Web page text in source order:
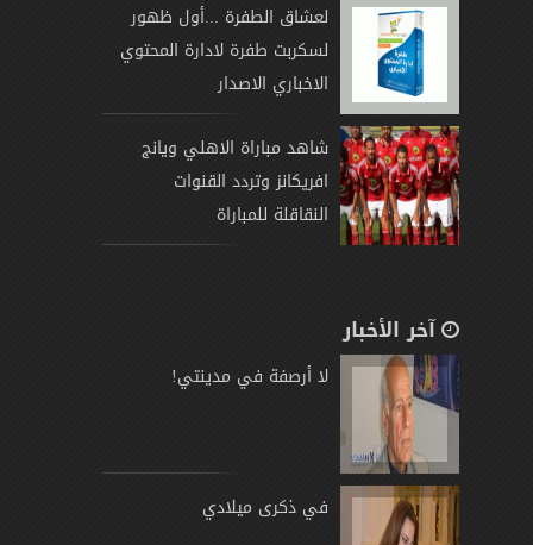
لعشاق الطفرة ...أول ظهور
لسكربت طفرة لادارة المحتوي
الاخباري الاصدار
شاهد مباراة الاهلي ويانج
افريكانز وتردد القنوات
النقاقلة للمباراة
آخر الأخبار
لا أرصفة في مدينتي!
في ذكرى ميلادي